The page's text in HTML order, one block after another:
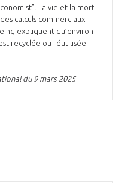
La vie et la mort
calculs commerciaux
expliquent qu’environ
recyclée ou réutilisée
du 9 mars 2025